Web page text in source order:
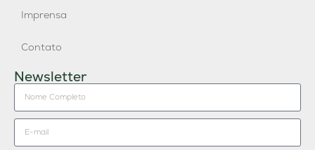
Imprensa
Contato
Newsletter